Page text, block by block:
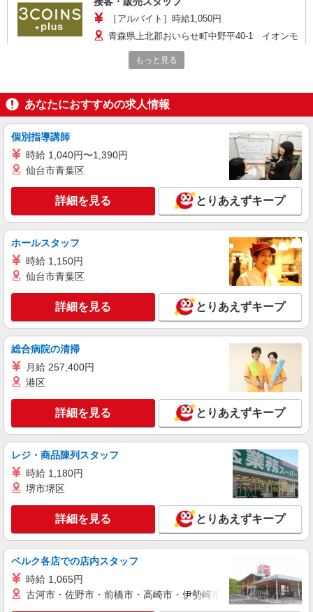
［アルバイト］時給1,050円
青森県上北郡おいらせ町中野平40-1 イオンモ
ール下田
正社員
KANGOL BEAUTY SALON / Kitson
［正社員］月給240,000円 ※試用期間（1ヵ
青森県上北郡おいらせ町中野平40-1 イオンモ
ール下田
キープ 詳細を見る
アルバイト パート
ikka THE BEAUTIFUL LIFE GREEN STORE
アパレル販売スタッフ
［アルバイト・パート］ 時給1,100円（土・
日・祝：時給1,150円）
青森県上北郡おいらせ町中野平40-1 イオンモ
詳細を見る
リサイクルマート
青森県上北郡おいらせ町中野平40-1 イオンモ
キープ 詳細を見る
アルバイト パート
果汁工房 果琳
飲食店スタッフ
［アルバイト・パート］時給1,100円 ※土・
もっと見る
あなたにおすすめの求人情報
個別指導講師
時給 1,040円〜1,390円
仙台市青葉区
詳細を見る とりあえずキープ
ホールスタッフ
時給 1,150円
仙台市青葉区
詳細を見る とりあえずキープ
総合病院の清掃
月給 257,400円
港区
詳細を見る とりあえずキープ
レジ・商品陳列スタッフ
時給 1,180円
堺市堺区
詳細を見る とりあえずキープ
ベルク各店での店内スタッフ
時給 1,065円
古河市・佐野市・前橋市・高崎市・伊勢崎市・太田市・館林市